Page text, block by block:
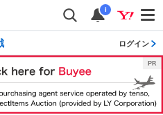
i
ログイン